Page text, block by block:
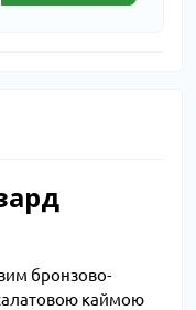
бронзово-
каймою